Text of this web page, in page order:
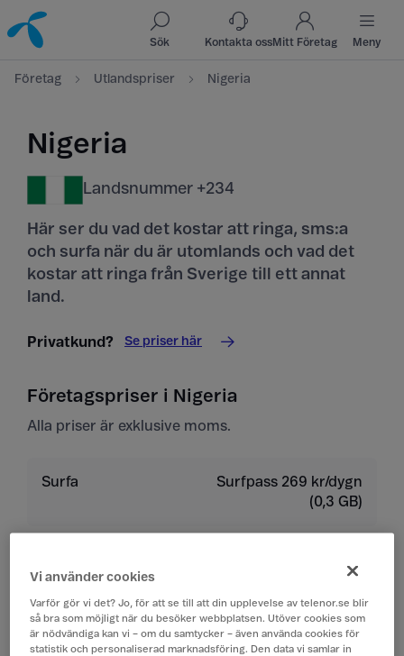
Till innehåll
Till sök
Sök Kontakta ossMitt Företag Meny
Företag Utlandspriser Nigeria
Nigeria
Landsnummer +234
Här ser du vad det kostar att ringa, sms:a
och surfa när du är utomlands och vad det
kostar att ringa från Sverige till ett annat
land.
Privatkund? Se priser här
Företagspriser i Nigeria
Alla priser är exklusive moms.
Surfa
Surfpass 269 kr/dygn
(0,3 GB)
Ta emot samtal 19 kr/min
Lyssna på röstbrevlåda 19 kr/min
Vi använder cookies
Varför gör vi det? Jo, för att se till att din upplevelse av telenor.se blir
så bra som möjligt när du besöker webbplatsen. Utöver cookies som
är nödvändiga kan vi – om du samtycker – även använda cookies för
statistik och personaliserad marknadsföring. Den data vi samlar in